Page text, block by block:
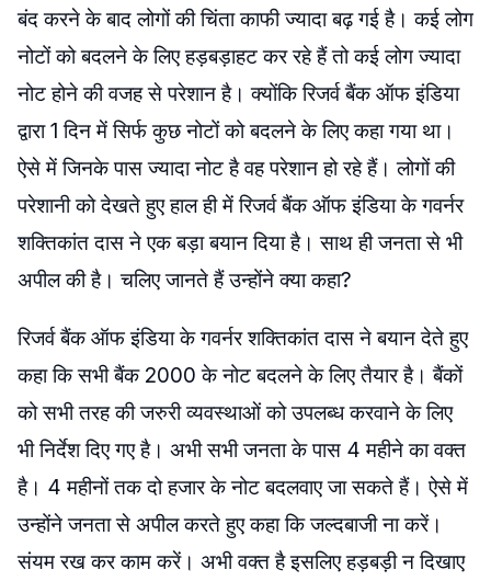
बंद करने के बाद लोगों की चिंता काफी ज्यादा बढ़ गई है। कई लोग
नोटों को बदलने के लिए हड़बड़ाहट कर रहे हैं तो कई लोग ज्यादा
नोट होने की वजह से परेशान है। क्योंकि रिजर्व बैंक ऑफ इंडिया
द्वारा 1 दिन में सिर्फ कुछ नोटों को बदलने के लिए कहा गया था।
ऐसे में जिनके पास ज्यादा नोट है वह परेशान हो रहे हैं। लोगों की
परेशानी को देखते हुए हाल ही में रिजर्व बैंक ऑफ इंडिया के गवर्नर
शक्तिकांत दास ने एक बड़ा बयान दिया है। साथ ही जनता से भी
अपील की है। चलिए जानते हैं उन्होंने क्या कहा?
रिजर्व बैंक ऑफ इंडिया के गवर्नर शक्तिकांत दास ने बयान देते हुए
कहा कि सभी बैंक 2000 के नोट बदलने के लिए तैयार है। बैंकों
को सभी तरह की जरुरी व्यवस्थाओं को उपलब्ध करवाने के लिए
भी निर्देश दिए गए है। अभी सभी जनता के पास 4 महीने का वक्त
है। 4 महीनों तक दो हजार के नोट बदलवाए जा सकते हैं। ऐसे में
उन्होंने जनता से अपील करते हुए कहा कि जल्दबाजी ना करें।
संयम रख कर काम करें। अभी वक्त है इसलिए हड़बड़ी न दिखाए